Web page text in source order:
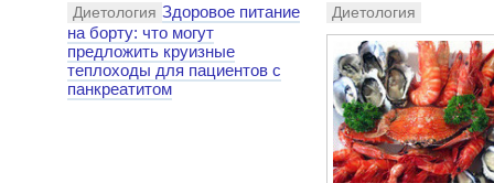
Диетология Здоровое питание
на борту: что могут
предложить круизные
теплоходы для пациентов с
панкреатитом
Диетология